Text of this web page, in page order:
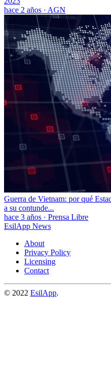
hace 2 años · AGN
Guerra de Vietnam: por qué
a su contunde...
hace 3 años · Prensa Libre
EsilApp News
About
Privacy Policy
Licensing
Contact
© 2022 EsilApp.